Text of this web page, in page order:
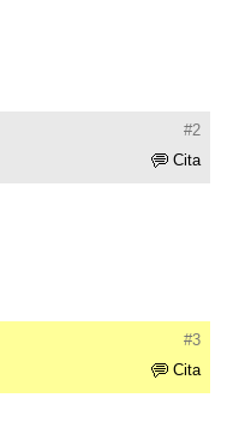
#2
Cita
#3
Cita